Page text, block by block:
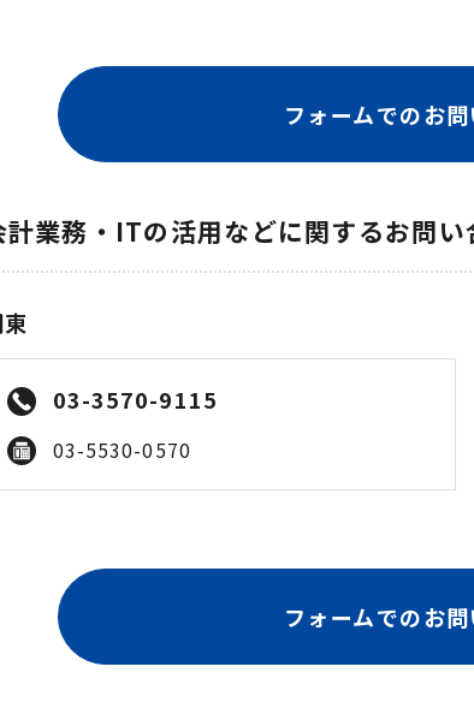
フォームでのお
計業務・ITの活用などに関するお問い
03-3570-9115
03-5530-0570
フォームでのお